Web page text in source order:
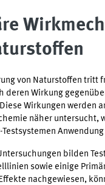
von Naturstoffen tritt
deren Wirkung
Wirkungen werden
näher untersucht,
bilden
sowie einige
nachgewiesen,